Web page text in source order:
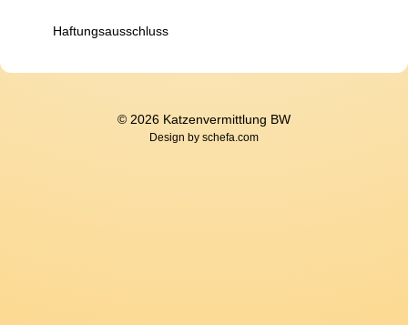
Haftungsausschluss
© 2026 Katzenvermittlung BW
Design by schefa.com